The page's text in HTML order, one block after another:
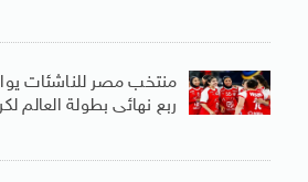
منتخب مصر للناشئات
ربع نهائى بطولة العالم